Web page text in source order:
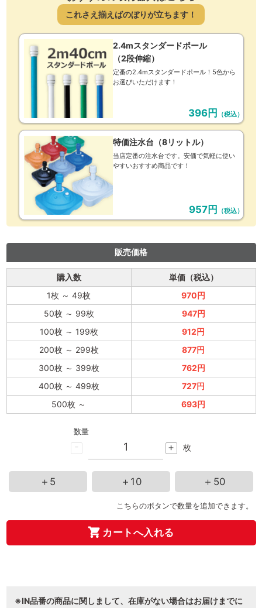
これさえ揃えばのぼりが立ちます！
2.4mスタンダードポール
（2段伸縮）
定番の2.4mスタンダードポール！5色から
お選びいただけます！
396円 （税込）
特価注水台（8リットル）
当店定番の注水台です。安価で気軽に使い
やすいおすすめ商品です！
957円 （税込）
販売価格
購入数
単価（税込）
1枚 ～ 49枚
970円
50枚 ～ 99枚
947円
100枚 ～ 199枚
912円
200枚 ～ 299枚
877円
300枚 ～ 399枚
762円
400枚 ～ 499枚
727円
500枚 ～ 693円
-
数量
+ 枚
＋5 ＋10 ＋50
こちらのボタンで数量を追加できます。
カートへ入れる
※IN品番の商品に関しまして、在庫がない場合はお届けまでに